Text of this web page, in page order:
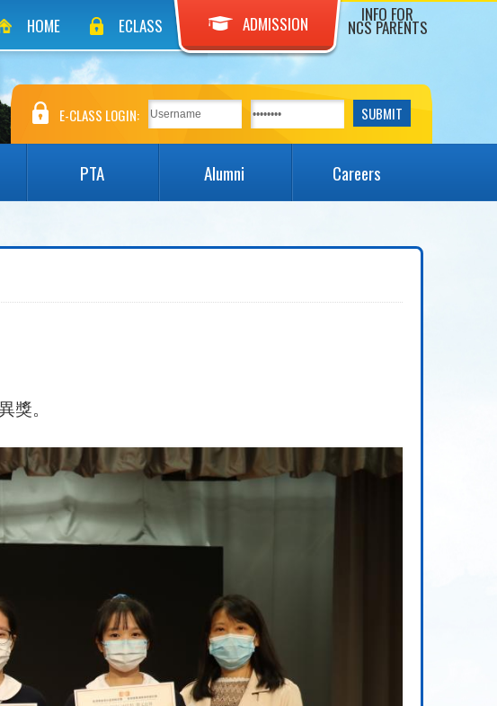
HOME ECLASS ADMISSION INFO FOR
NCS PARENTS
E-CLASS LOGIN:
PTA Alumni Careers
。